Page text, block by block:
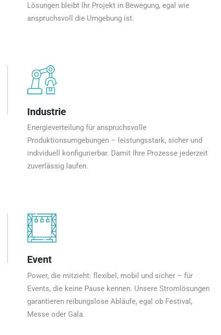
Lösungen bleibt Ihr Projekt in Bewegung, egal wie
anspruchsvoll die Umgebung ist.
Industrie
Energieverteilung für anspruchsvolle
Produktionsumgebungen – leistungsstark, sicher und
individuell konfigurierbar. Damit Ihre Prozesse jederzeit
zuverlässig laufen.
Event
Power, die mitzieht: flexibel, mobil und sicher – für
Events, die keine Pause kennen. Unsere Stromlösungen
garantieren reibungslose Abläufe, egal ob Festival,
Messe oder Gala.